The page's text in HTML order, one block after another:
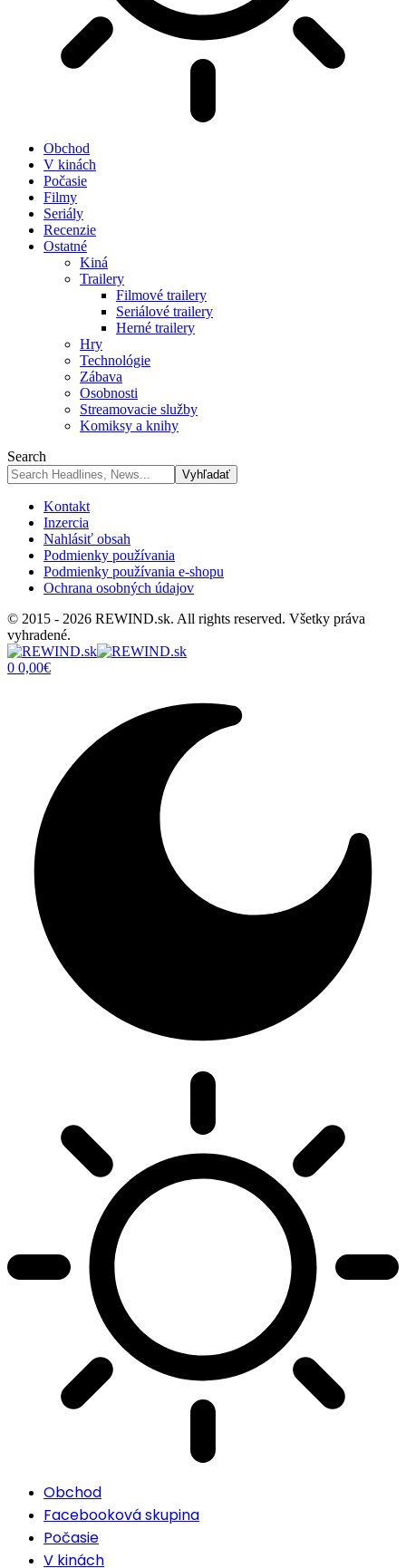
Obchod
V kinách
Počasie
Filmy
Seriály
Recenzie
Ostatné
Kiná
Trailery
Filmové trailery
Seriálové trailery
Herné trailery
Hry
Technológie
Zábava
Osobnosti
Streamovacie služby
Komiksy a knihy
Search
Kontakt
Inzercia
Nahlásiť obsah
Podmienky používania
Podmienky používania e-shopu
Ochrana osobných údajov
© 2015 - 2026 REWIND.sk. All rights reserved. Všetky práva
vyhradené.
0 0,00€
Obchod
Facebooková skupina
Počasie
V kinách